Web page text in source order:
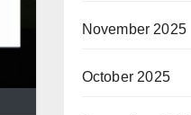
November 2025
October 2025